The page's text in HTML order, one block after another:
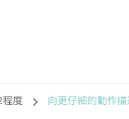
力試
程度 向更仔細的動作